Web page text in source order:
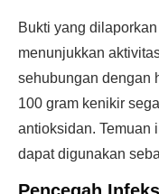
Bukti yang
menunjukkan
sehubungan dengan
100 gram kenikir
antioksidan. Temuan
dapat digunakan